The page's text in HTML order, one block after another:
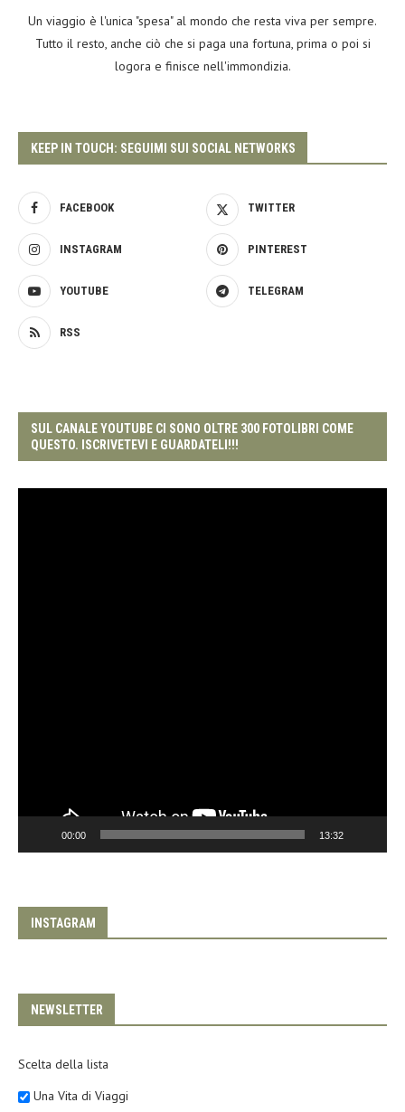
Un viaggio è l'unica "spesa" al mondo che resta viva per sempre.
Tutto il resto, anche ciò che si paga una fortuna, prima o poi si
logora e finisce nell'immondizia.
KEEP IN TOUCH: SEGUIMI SUI SOCIAL NETWORKS
FACEBOOK TWITTER
INSTAGRAM PINTEREST
YOUTUBE TELEGRAM
RSS
SUL CANALE YOUTUBE CI SONO OLTRE 300 FOTOLIBRI COME
QUESTO. ISCRIVETEVI E GUARDATELI!!!
00:00 13:32
INSTAGRAM
NEWSLETTER
Scelta della lista
Una Vita di Viaggi